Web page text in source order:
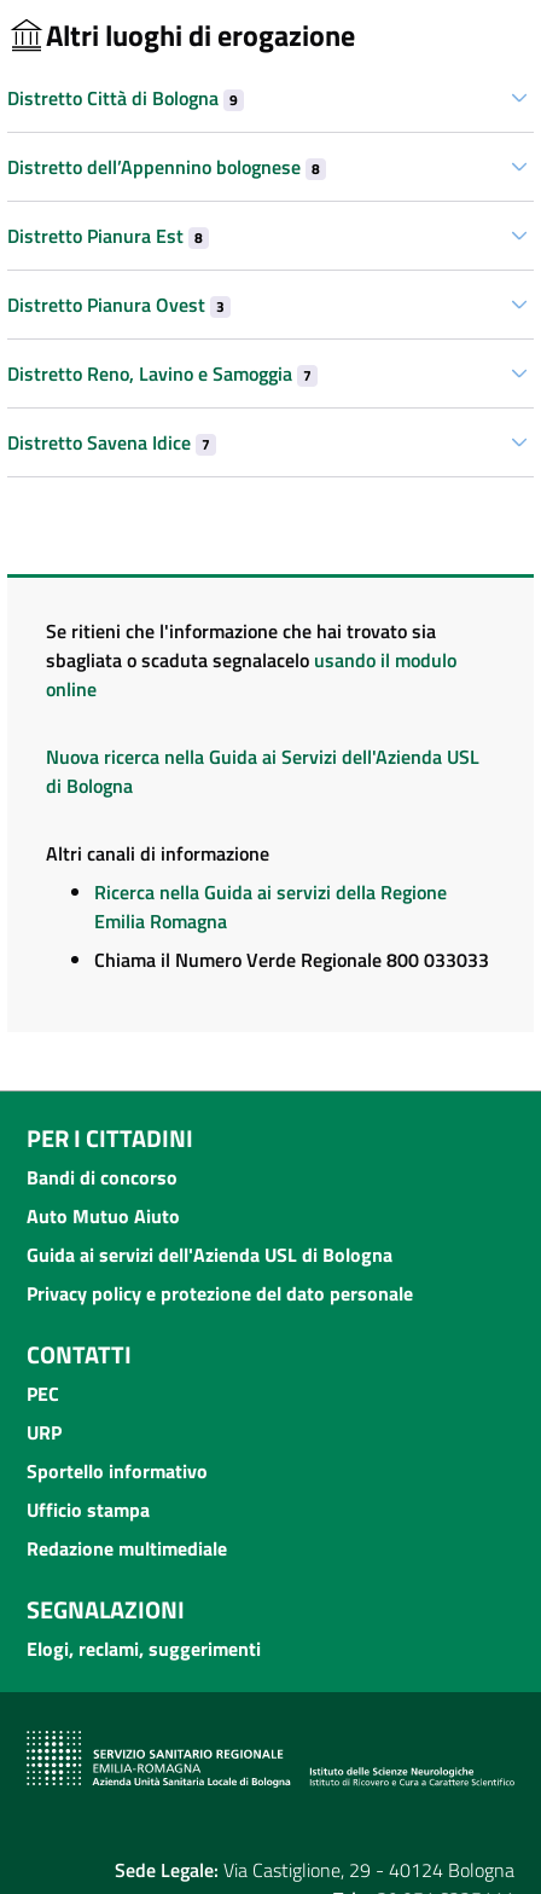
Altri luoghi di erogazione
Distretto Città di Bologna 9
Distretto dell’Appennino bolognese 8
Distretto Pianura Est 8
Distretto Pianura Ovest 3
Distretto Reno, Lavino e Samoggia 7
Distretto Savena Idice 7
Se ritieni che l'informazione che hai trovato sia
sbagliata o scaduta segnalacelo usando il modulo
online
Nuova ricerca nella Guida ai Servizi dell'Azienda USL
di Bologna
Altri canali di informazione
Ricerca nella Guida ai servizi della Regione
Emilia Romagna
Chiama il Numero Verde Regionale 800 033033
PER I CITTADINI
Bandi di concorso
Auto Mutuo Aiuto
Guida ai servizi dell'Azienda USL di Bologna
Privacy policy e protezione del dato personale
CONTATTI
PEC
URP
Sportello informativo
Ufficio stampa
Redazione multimediale
SEGNALAZIONI
Elogi, reclami, suggerimenti
Sede Legale: Via Castiglione, 29 - 40124 Bologna